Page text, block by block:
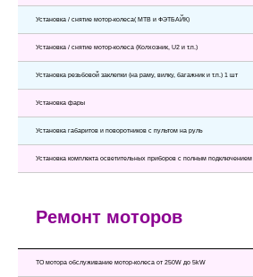
Установка / снятие мотор-колеса( МТВ и ФЭТБАЙК)
Установка / снятие мотор-колеса (Колхозник, U2 и т.п.)
Установка резьбовой заклепки (на раму, вилку, багажник и т.п.) 1 шт
Установка фары
Установка габаритов и поворотников с пультом на руль
Установка комплекта осветительных приборов с полным подключением
Ремонт моторов
ТО мотора обслуживание мотор-колеса от 250W до 5kW